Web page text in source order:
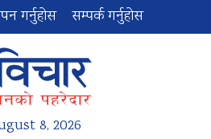
गर्नुहोस सम्पर्क गर्नुहोस
8, 2026